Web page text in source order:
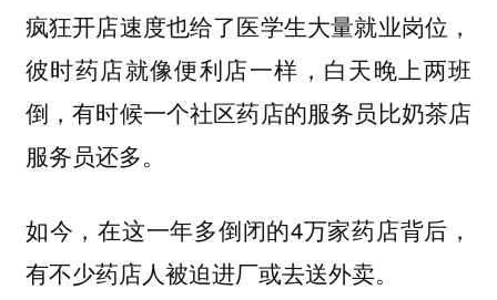
疯狂开店速度也给了医学生大量就业岗位，
彼时药店就像便利店一样，白天晚上两班
倒，有时候一个社区药店的服务员比奶茶店
服务员还多。
如今，在这一年多倒闭的4万家药店背后，
有不少药店人被迫进厂或去送外卖。